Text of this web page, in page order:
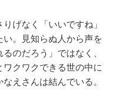
げなく「いいですね」
。見知らぬ人から声を
のだろう」ではなく、
ワクワクできる世の中に
えさんは結んでいる。